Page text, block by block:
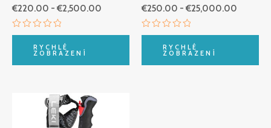
€220.00 - €2,500.00
Hodnocení
RYCHLÉ
ZOBRAZENÍ
€250.00 - €25,000.00
Hodnocení
RYCHLÉ
ZOBRAZENÍ
Rozpětí